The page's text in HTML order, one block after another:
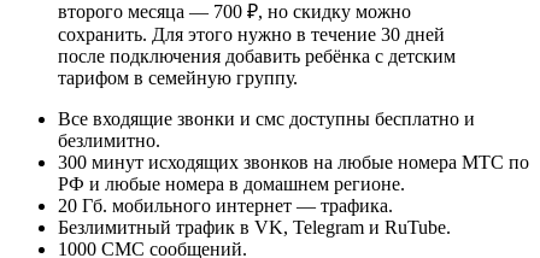
второго месяца — 700 ₽, но скидку можно
сохранить. Для этого нужно в течение 30 дней
после подключения добавить ребёнка с детским
тарифом в семейную группу.
Все входящие звонки и смс доступны бесплатно и
безлимитно.
300 минут исходящих звонков на любые номера МТС по
РФ и любые номера в домашнем регионе.
20 Гб. мобильного интернет — трафика.
Безлимитный трафик в VK, Telegram и RuTube.
1000 СМС сообщений.